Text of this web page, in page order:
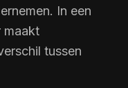
In een
maakt
tussen